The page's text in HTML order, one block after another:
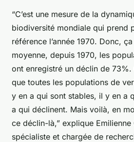
“C’est une mesure de la
biodiversité mondiale qui prend
référence l’année 1970. Donc,
moyenne, depuis 1970, les
ont enregistré un déclin de
que toutes les populations de
y en a qui sont stables, il y en a
a qui déclinent. Mais voilà, en
ce déclin-là,” explique
spécialiste et chargée de